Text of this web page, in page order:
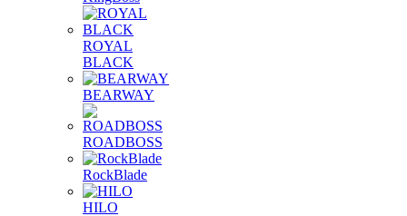
ROYAL
BLACK
BEARWAY
ROADBOSS
RockBlade
HILO